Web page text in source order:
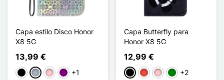
Capa estilo Disco Honor
X8 5G
13,99 €
PretoCinzento
RosaPúrpura
+1
Capa Butterfly para
Honor X8 5G
12,99 €
PretoVermelho
RosaVerde
+2